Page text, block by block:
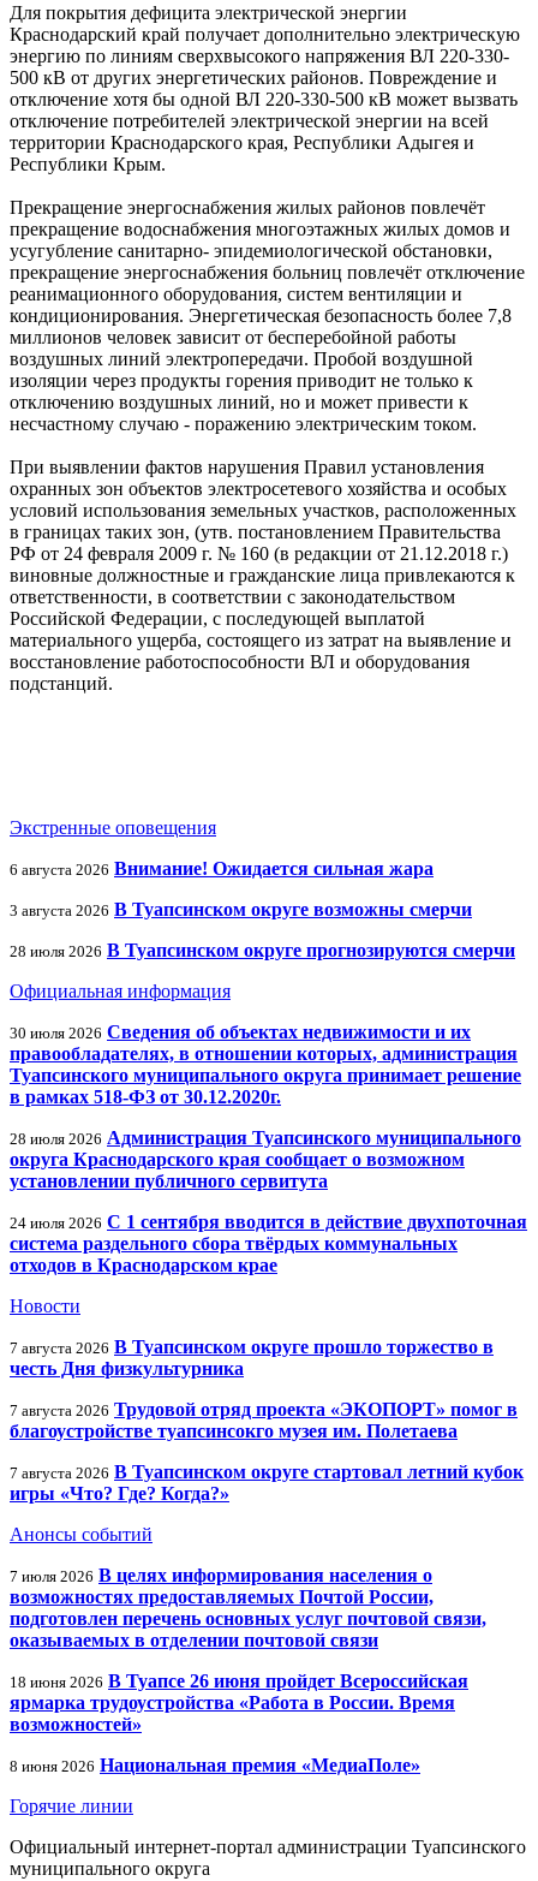
Для покрытия дефицита электрической энергии
Краснодарский край получает дополнительно электрическую
энергию по линиям сверхвысокого напряжения ВЛ 220-330-
500 кВ от других энергетических районов. Повреждение и
отключение хотя бы одной ВЛ 220-330-500 кВ может вызвать
отключение потребителей электрической энергии на всей
территории Краснодарского края, Республики Адыгея и
Республики Крым.
Прекращение энергоснабжения жилых районов повлечёт
прекращение водоснабжения многоэтажных жилых домов и
усугубление санитарно- эпидемиологической обстановки,
прекращение энергоснабжения больниц повлечёт отключение
реанимационного оборудования, систем вентиляции и
кондиционирования. Энергетическая безопасность более 7,8
миллионов человек зависит от бесперебойной работы
воздушных линий электропередачи. Пробой воздушной
изоляции через продукты горения приводит не только к
отключению воздушных линий, но и может привести к
несчастному случаю - поражению электрическим током.
При выявлении фактов нарушения Правил установления
охранных зон объектов электросетевого хозяйства и особых
условий использования земельных участков, расположенных
в границах таких зон, (утв. постановлением Правительства
РФ от 24 февраля 2009 г. № 160 (в редакции от 21.12.2018 г.)
виновные должностные и гражданские лица привлекаются к
ответственности, в соответствии с законодательством
Российской Федерации, с последующей выплатой
материального ущерба, состоящего из затрат на выявление и
восстановление работоспособности ВЛ и оборудования
подстанций.
Экстренные оповещения
6 августа 2026 Внимание! Ожидается сильная жара
3 августа 2026 В Туапсинском округе возможны смерчи
28 июля 2026 В Туапсинском округе прогнозируются смерчи
Официальная информация
30 июля 2026 Сведения об объектах недвижимости и их
правообладателях, в отношении которых, администрация
Туапсинского муниципального округа принимает решение
в рамках 518-ФЗ от 30.12.2020г.
28 июля 2026 Администрация Туапсинского муниципального
округа Краснодарского края сообщает о возможном
установлении публичного сервитута
24 июля 2026 С 1 сентября вводится в действие двухпоточная
система раздельного сбора твёрдых коммунальных
отходов в Краснодарском крае
Новости
7 августа 2026 В Туапсинском округе прошло торжество в
честь Дня физкультурника
7 августа 2026 Трудовой отряд проекта «ЭКОПОРТ» помог в
благоустройстве туапсинсокго музея им. Полетаева
7 августа 2026 В Туапсинском округе стартовал летний кубок
игры «Что? Где? Когда?»
Анонсы событий
7 июля 2026 В целях информирования населения о
возможностях предоставляемых Почтой России,
подготовлен перечень основных услуг почтовой связи,
оказываемых в отделении почтовой связи
18 июня 2026 В Туапсе 26 июня пройдет Всероссийская
ярмарка трудоустройства «Работа в России. Время
возможностей»
8 июня 2026 Национальная премия «МедиаПоле»
Горячие линии
Официальный интернет-портал администрации Туапсинского
муниципального округа